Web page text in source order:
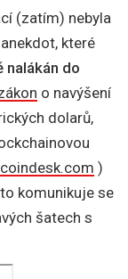
(zatím) nebyla
které
nalákán do
o navýšení
dolarů,
coindesk.com )
komunikuje se
šatech s